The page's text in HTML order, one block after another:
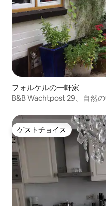
フォルケルの一軒家
B&B Wachtpost 29、自然
ゲストチョイス
ゲストチョイス